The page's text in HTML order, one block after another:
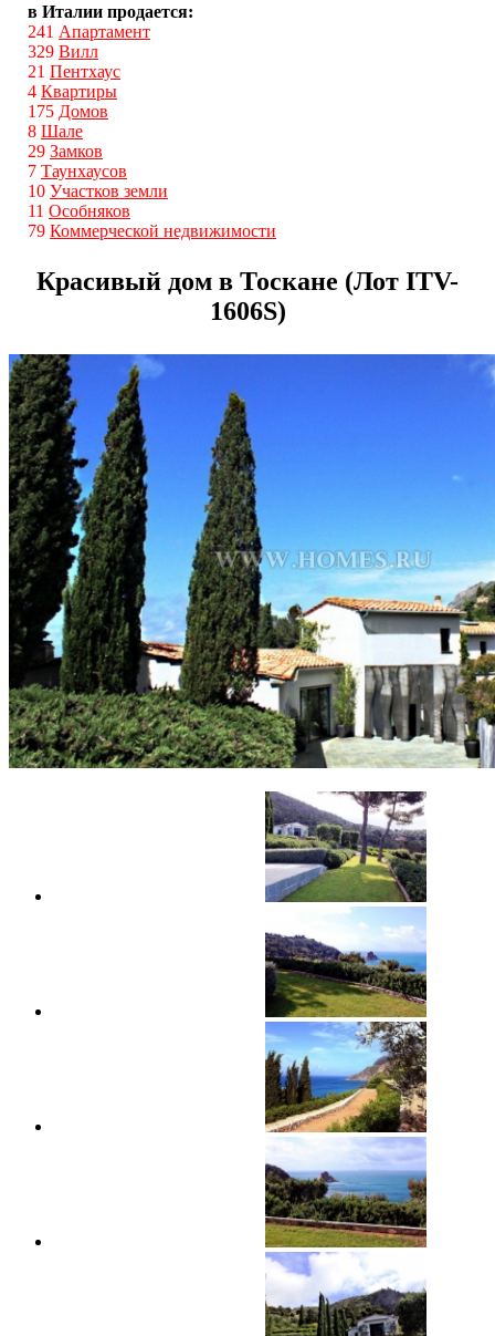
в Италии продается:
241 Апартамент
329 Вилл
21 Пентхаус
4 Квартиры
175 Домов
8 Шале
29 Замков
7 Таунхаусов
10 Участков земли
11 Особняков
79 Коммерческой недвижимости
Красивый дом в Тоскане (Лот ITV-
1606S)